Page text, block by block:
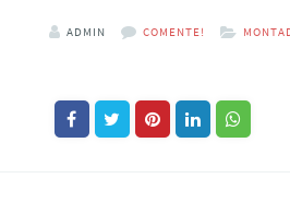
ADMIN COMENTE!